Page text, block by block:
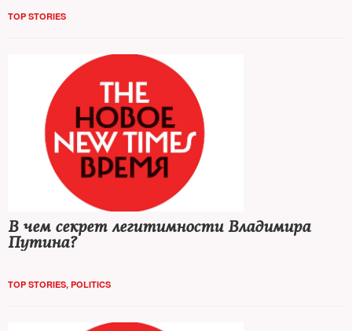
TOP STORIES
В чем секрет легитимности Владимира
Путина?
TOP STORIES, POLITICS